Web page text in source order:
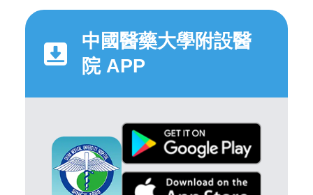
中國醫藥大學附設醫
院 APP